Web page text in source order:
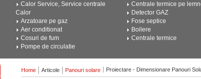
Calor Service, Service centrale
Calor
Arzatoare pe gaz
Aer conditionat
Cosuri de fum
Pompe de circulatie
Centrale termice pe
Detector GAZ
Fose septice
Boilere
Centrale termice
Home Articole Panouri solare Proiectare - Dimensionare Panouri